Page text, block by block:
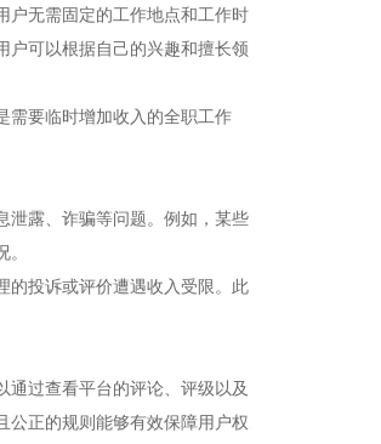
户无需固定的工作地点和工作时
户可以根据自己的兴趣和擅长领
需要临时增加收入的全职工作
泄露、诈骗等问题。例如，某些
的投诉或评价遭遇收入受限。此
通过查看平台的评论、评级以及
公正的规则能够有效保障用户权